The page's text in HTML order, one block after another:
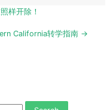
样开除！
California转学指南 →